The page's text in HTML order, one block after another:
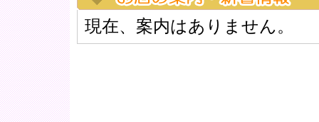
現在、案内はありません。